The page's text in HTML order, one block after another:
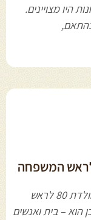
היו מצויינים.
בבית אוצרין יום הולדת 80 לראש המשפחה
חגגנו בסופש האחרון בבית אוצרין יום הולדת 80 לראש
הוא – בית ואנשים